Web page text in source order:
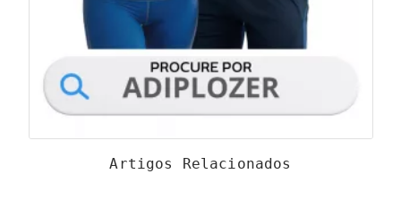
Artigos Relacionados